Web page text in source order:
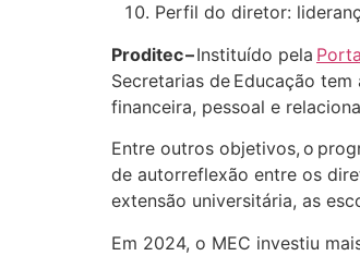
Perfil do diretor:
Proditec–Instituído pela
Secretarias de Educação
financeira, pessoal e
Entre outros objetivos, o
de autorreflexão entre os
extensão universitária, as
Em 2024, o MEC investiu